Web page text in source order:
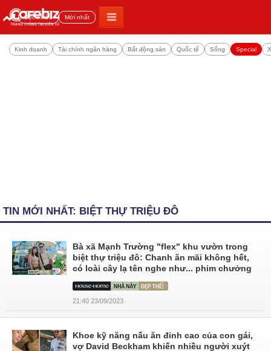
Đọc nhiều Mới nhất
Kinh doanh Tài chính ngân hàng Bất động sản Quốc tế Sống Special
TIN MỚI NHẤT: BIỆT THỰ TRIỆU ĐÔ
Bà xã Mạnh Trường "flex" khu vườn trong
biệt thự triệu đô: Chanh ăn mãi không hết,
có loài cây lạ tên nghe như... phim chưởng
21:40 23/09/2023
Khoe kỹ năng nấu ăn đỉnh cao của con gái,
vợ David Beckham khiến nhiều người xuýt